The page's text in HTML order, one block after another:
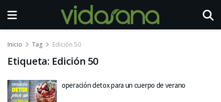
Inicio Tag Edición 50
Etiqueta: Edición 50
operación detox para un cuerpo de verano